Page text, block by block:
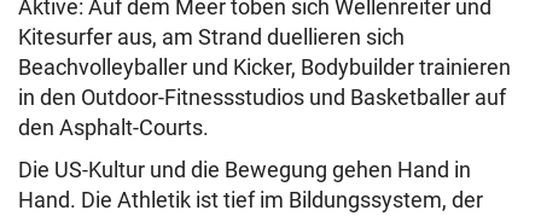
Aktive: Auf dem Meer toben sich Wellenreiter und
Kitesurfer aus, am Strand duellieren sich
Beachvolleyballer und Kicker, Bodybuilder trainieren
in den Outdoor-Fitnessstudios und Basketballer auf
den Asphalt-Courts.
Die US-Kultur und die Bewegung gehen Hand in
Hand. Die Athletik ist tief im Bildungssystem, der